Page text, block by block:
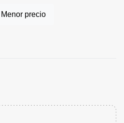
Menor precio